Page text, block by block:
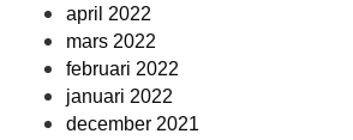
april 2022
mars 2022
februari 2022
januari 2022
december 2021